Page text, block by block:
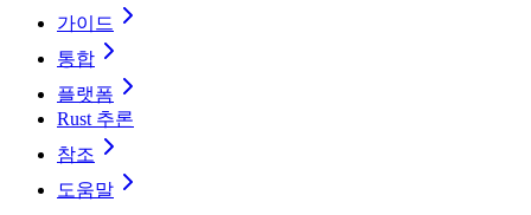
가이드
통합
플랫폼
Rust 추론
참조
도움말